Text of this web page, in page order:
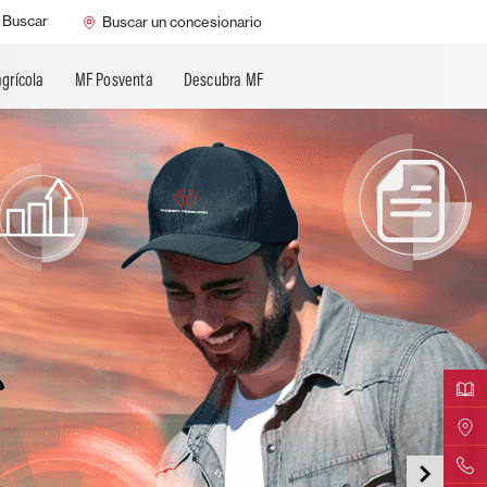
Buscar Buscar un concesionario
MF Posventa Descubra MF